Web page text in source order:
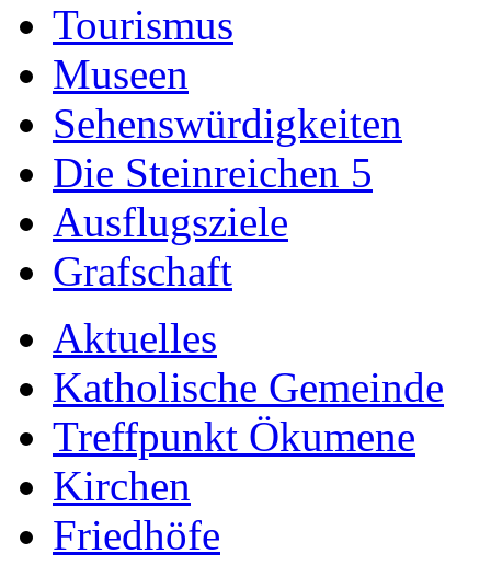
Tourismus
Museen
Sehenswürdigkeiten
Die Steinreichen 5
Ausflugsziele
Grafschaft
Aktuelles
Katholische Gemeinde
Treffpunkt Ökumene
Kirchen
Friedhöfe